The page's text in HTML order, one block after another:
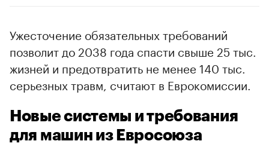
Ужесточение обязательных требований
позволит до 2038 года спасти свыше 25 тыс.
жизней и предотвратить не менее 140 тыс.
серьезных травм, считают в Еврокомиссии.
Новые системы и требования
для машин из Евросоюза